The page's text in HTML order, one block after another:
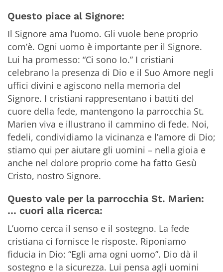
Questo piace al Signore:
Il Signore ama l’uomo. Gli vuole bene proprio
com’è. Ogni uomo è importante per il Signore.
Lui ha promesso: “Ci sono Io.” I cristiani
celebrano la presenza di Dio e il Suo Amore negli
uffici divini e agiscono nella memoria del
Signore. I cristiani rappresentano i battiti del
cuore della fede, mantengono la parrocchia St.
Marien viva e illustrano il cammino di fede. Noi,
fedeli, condividiamo la vicinanza e l’amore di Dio;
stiamo qui per aiutare gli uomini – nella gioia e
anche nel dolore proprio come ha fatto Gesù
Cristo, nostro Signore.
Questo vale per la parrocchia St. Marien:
… cuori alla ricerca:
L’uomo cerca il senso e il sostegno. La fede
cristiana ci fornisce le risposte. Riponiamo
fiducia in Dio: “Egli ama ogni uomo”. Dio dà il
sostegno e la sicurezza. Lui pensa agli uomini